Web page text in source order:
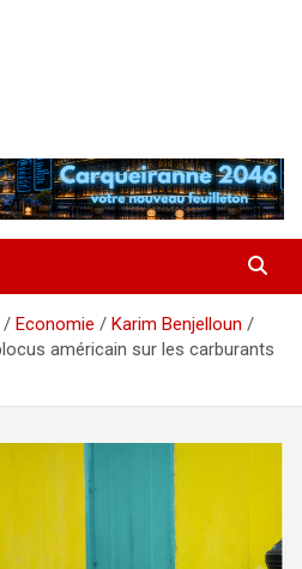
Economie
Karim Benjelloun
américain sur les carburants